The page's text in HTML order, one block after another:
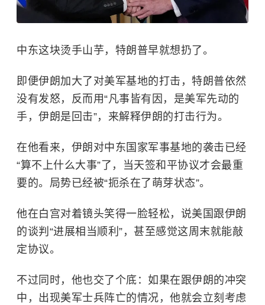
中东这块烫手山芋，特朗普早就想扔了。
即便伊朗加大了对美军基地的打击，特朗普依然
没有发怒，反而用“凡事皆有因，是美军先动的
手，伊朗是回击”，来解释伊朗的打击行为。
在他看来，伊朗对中东国家军事基地的袭击已经
“算不上什么大事”了，当天签和平协议才会最重
要的。局势已经被“扼杀在了萌芽状态”。
他在白宫对着镜头笑得一脸轻松，说美国跟伊朗
的谈判“进展相当顺利”，甚至感觉这周末就能敲
定协议。
不过同时，他也交了个底：如果在跟伊朗的冲突
中，出现美军士兵阵亡的情况，他就会立刻考虑